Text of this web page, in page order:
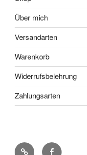
Über mich
Versandarten
Warenkorb
Widerrufsbelehrung
Zahlungsarten
Pinterest Facebook